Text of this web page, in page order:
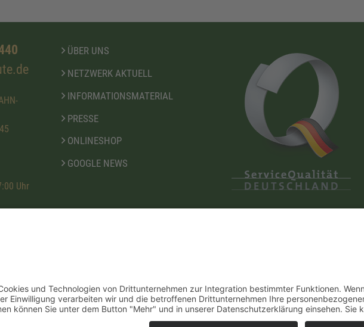
Uhr
ÜBER UNS
NETZWERK AKTUELL
INFORMATIONSMATERIAL
PRESSE
ONLINESHOP
GOOGLE NEWS
Diese Maßnahme wird mitfinanziert mit Steuermitteln
auf Grundlage des von den Abgeordneten des